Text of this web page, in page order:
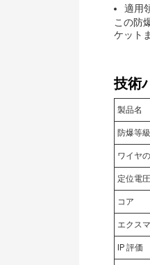
適用
この防
ケット
技術
製品名
防爆等級
ワイヤ
定位電圧
コア
エクス
IP 評価